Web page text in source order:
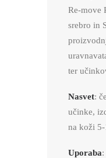
Re-move
srebro in
ter
Nasvet:
učinke,
na koži
Uporaba